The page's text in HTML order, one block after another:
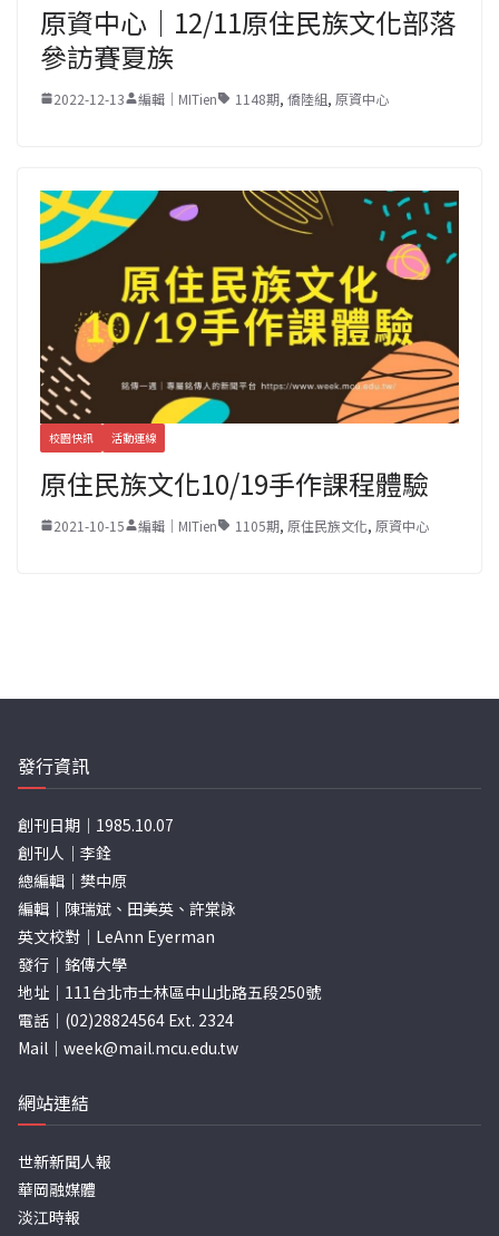
原資中心｜12/11原住民族文化部落
參訪賽夏族
2022-12-13 編輯｜MITien 1148期, 僑陸組, 原資中心
校園快訊 活動連線
原住民族文化10/19手作課程體驗
2021-10-15 編輯｜MITien 1105期, 原住民族文化, 原資中心
發行資訊
創刊日期｜1985.10.07
創刊人｜李銓
總編輯｜樊中原
編輯｜陳瑞斌、田美英、許棠詠
英文校對｜LeAnn Eyerman
發行｜銘傳大學
地址｜111台北市士林區中山北路五段250號
電話｜(02)28824564 Ext. 2324
Mail｜ week@mail.mcu.edu.tw
網站連結
世新新聞人報
華岡融媒體
淡江時報